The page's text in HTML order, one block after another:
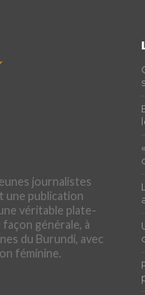
journalistes
une publication
véritable plate-
façon générale, à
du Burundi, avec
féminine.